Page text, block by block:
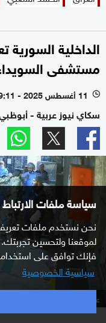
سياسة ملفات الارتباط
نحن نستخدم ملفات
لموقعنا ولتحسين
فإنك توافق على
سياسية الخصوصية
الداخلية
مستشفى
l 11 أغسطس 2025 - 09:11 بتوقيت أبوظبي
سكاي نيوز عربية -
عملية إعدام داخل مشفى السويداء